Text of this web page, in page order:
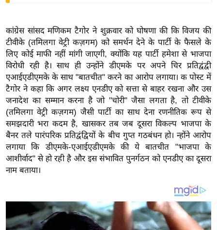
वि
शे
ष
ज्ञ
रा
य
ब
ज
ट
खे
ल
I
कांग्रेस सांसद मणिकम टैगोर ने शुक्रवार को घोषणा की कि विजय की
टीवीके (तमिलगा वेट्री कज़गम) को समर्थन देने के पार्टी के फैसले के
लिए कोई माफी नहीं मांगी जाएगी, क्योंकि यह पार्टी हमेशा से भाजपा
विरोधी रही है। साथ ही उन्होंने डीएमके पर अपने चिर प्रतिद्वंद्वी
एआईएडीएमके के साथ "बातचीत" करने का आरोप लगाया। क पोस्ट में
टैगोर ने कहा कि अगर लक्ष्य एनडीए को सत्ता से बाहर रखना और उस
जनादेश का सम्मान करना है जो "चोरी" जैसा लगता है, तो टीवीके
(तमिलगा वेट्री कज़गम) जैसी पार्टी का साथ देना रणनीतिक रूप से
समझदारी भरा कदम है, खासकर तब जब दूसरा विकल्प भाजपा के
बैनर तले पारंपरिक प्रतिद्वंद्वियों के बीच गुप्त गठबंधन हो। न्होंने आरोप
लगाया कि डीएमके-एआईएडीएमके की ये बातचीत "भाजपा के
आशीर्वाद" से हो रही है और इस संभावित पुनर्गठन को एनडीए का दूसरा
नाम बताया।